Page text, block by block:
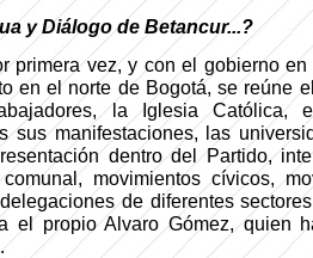
y Diálogo de Betancur...?
primera vez, y con el gobierno en
en el norte de Bogotá, se reúne
la Iglesia Católica,
sus manifestaciones, las
dentro del Partido,
movimientos cívicos,
de diferentes
el propio Alvaro Gómez, quien